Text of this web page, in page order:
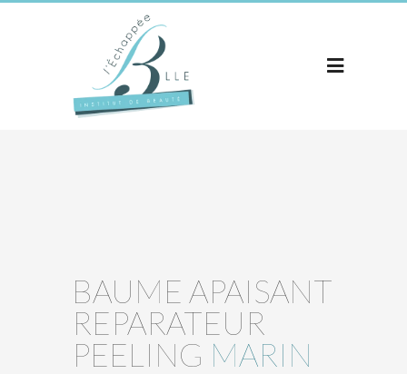
BAUME APAISANT
REPARATEUR
PEELING MARIN